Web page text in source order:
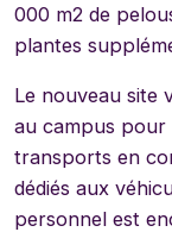
000 m2 de
plantes
Le nouveau site
au campus pour
transports en
dédiés aux
personnel est